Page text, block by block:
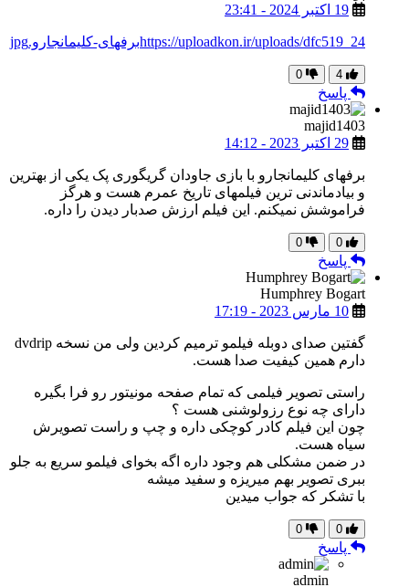
19 اکتبر 2024 - 23:41
https://uploadkon.ir/uploads/dfc519_24برفهای-کلیمانجارو.jpg
4
0
پاسخ
majid1403
29 اکتبر 2023 - 14:12
برفهای کلیمانجارو با بازی جاودان گریگوری پک یکی از بهترین
و بیادماندنی ترین فیلمهای تاریخ عمرم هست و هرگز
فراموشش نمیکنم. این فیلم ارزش صدبار دیدن را داره.
0
0
پاسخ
Humphrey Bogart
10 مارس 2023 - 17:19
گفتین صدای دوبله فیلمو ترمیم کردین ولی من نسخه dvdrip
دارم همین کیفیت صدا هست.
راستی تصویر فیلمی که تمام صفحه مونیتور رو فرا بگیره
دارای چه نوع رزولوشنی هست ؟
چون این فیلم کادر کوچکی داره و چپ و راست تصویرش
سیاه هست.
در ضمن مشکلی هم وجود داره اگه بخوای فیلمو سریع به جلو
ببری تصویر بهم میریزه و سفید میشه
با تشکر که جواب میدین
0
0
پاسخ
admin